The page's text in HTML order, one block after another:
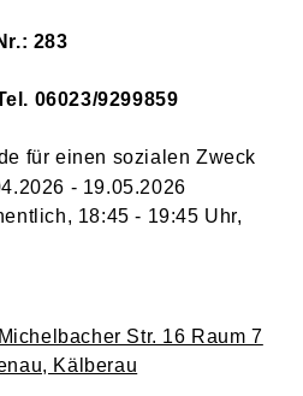
283
06023/9299859
für einen sozialen Zweck
- 19.05.2026
18:45 - 19:45 Uhr,
Michelbacher Str. 16 Raum 7
Kälberau